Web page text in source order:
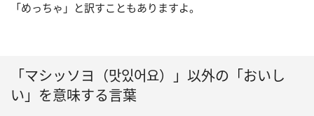
「めっちゃ」と訳すこともありますよ。
「マシッソヨ（맛있어요）」以外の「おいし
い」を意味する言葉